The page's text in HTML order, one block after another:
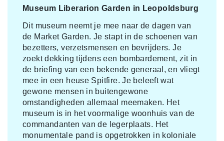
Museum Liberarion Garden in Leopoldsburg
Dit museum neemt je mee naar de dagen van
de Market Garden. Je stapt in de schoenen van
bezetters, verzetsmensen en bevrijders. Je
zoekt dekking tijdens een bombardement, zit in
de briefing van een bekende generaal, en vliegt
mee in een heuse Spitfire. Je beleeft wat
gewone mensen in buitengewone
omstandigheden allemaal meemaken. Het
museum is in het voormalige woonhuis van de
commandanten van de legerplaats. Het
monumentale pand is opgetrokken in koloniale